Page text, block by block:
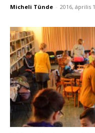
Micheli Tünde - 2016, április 1.